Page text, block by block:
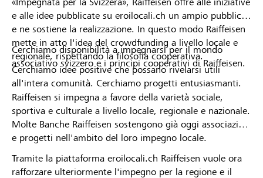
e alle idee pubblicate su eroilocali.ch un ampio pubblico
e ne sostiene la realizzazione. In questo modo Raiffeisen
mette in atto l'idea del crowdfunding a livello locale e
regionale, rispettando la filosofia cooperativa.
Cerchiamo idee positive che possano rivelarsi utili
all'intera comunità. Cerchiamo progetti entusiasmanti.
Cerchiamo disponibilità a impegnarsi per il mondo
associativo svizzero e i principi cooperativi di Raiffeisen.
Raiffeisen si impegna a favore della varietà sociale,
sportiva e culturale a livello locale, regionale e nazionale.
Molte Banche Raiffeisen sostengono già oggi associazioni
e progetti nell'ambito del loro impegno locale.
Tramite la piattaforma eroilocali.ch Raiffeisen vuole ora
rafforzare ulteriormente l'impegno per la regione e il